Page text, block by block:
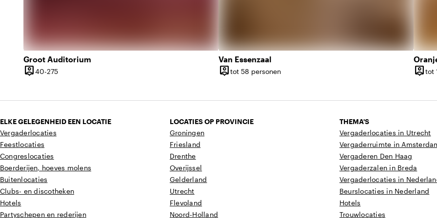
Groot Auditorium
person_pin
Capaciteit
40-27540 tot 275 personen
Van Essenzaal
person_pin
Capaciteit
tot 58 personen person_pintot
ELKE GELEGENHEID EEN LOCATIE
Vergaderlocaties
Feestlocaties
Congreslocaties
Boerderijen, hoeves molens
Buitenlocaties
Clubs- en discotheken
Hotels
Partyschepen en rederijen
LOCATIES OP PROVINCIE
Groningen
Friesland
Drenthe
Overijssel
Gelderland
Utrecht
Flevoland
Noord-Holland
THEMA'S
Vergaderlocaties in Utrecht
Vergaderruimte in
Vergaderen Den Haag
Vergaderzalen in Breda
Vergaderlocaties in
Beurslocaties in Nederland
Hotels
Trouwlocaties